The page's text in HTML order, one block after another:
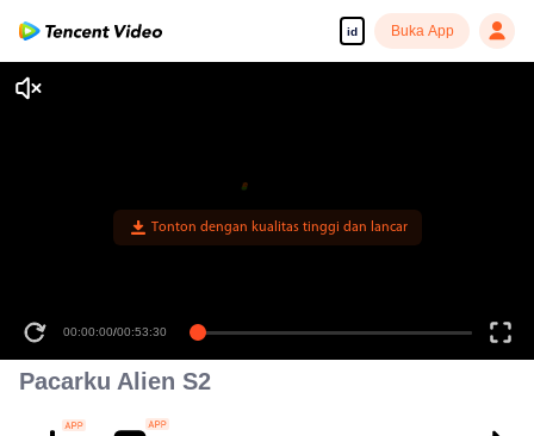
id Buka App
Tonton dengan kualitas tinggi dan lancar
00:00:00/00:53:30
Pacarku Alien S2